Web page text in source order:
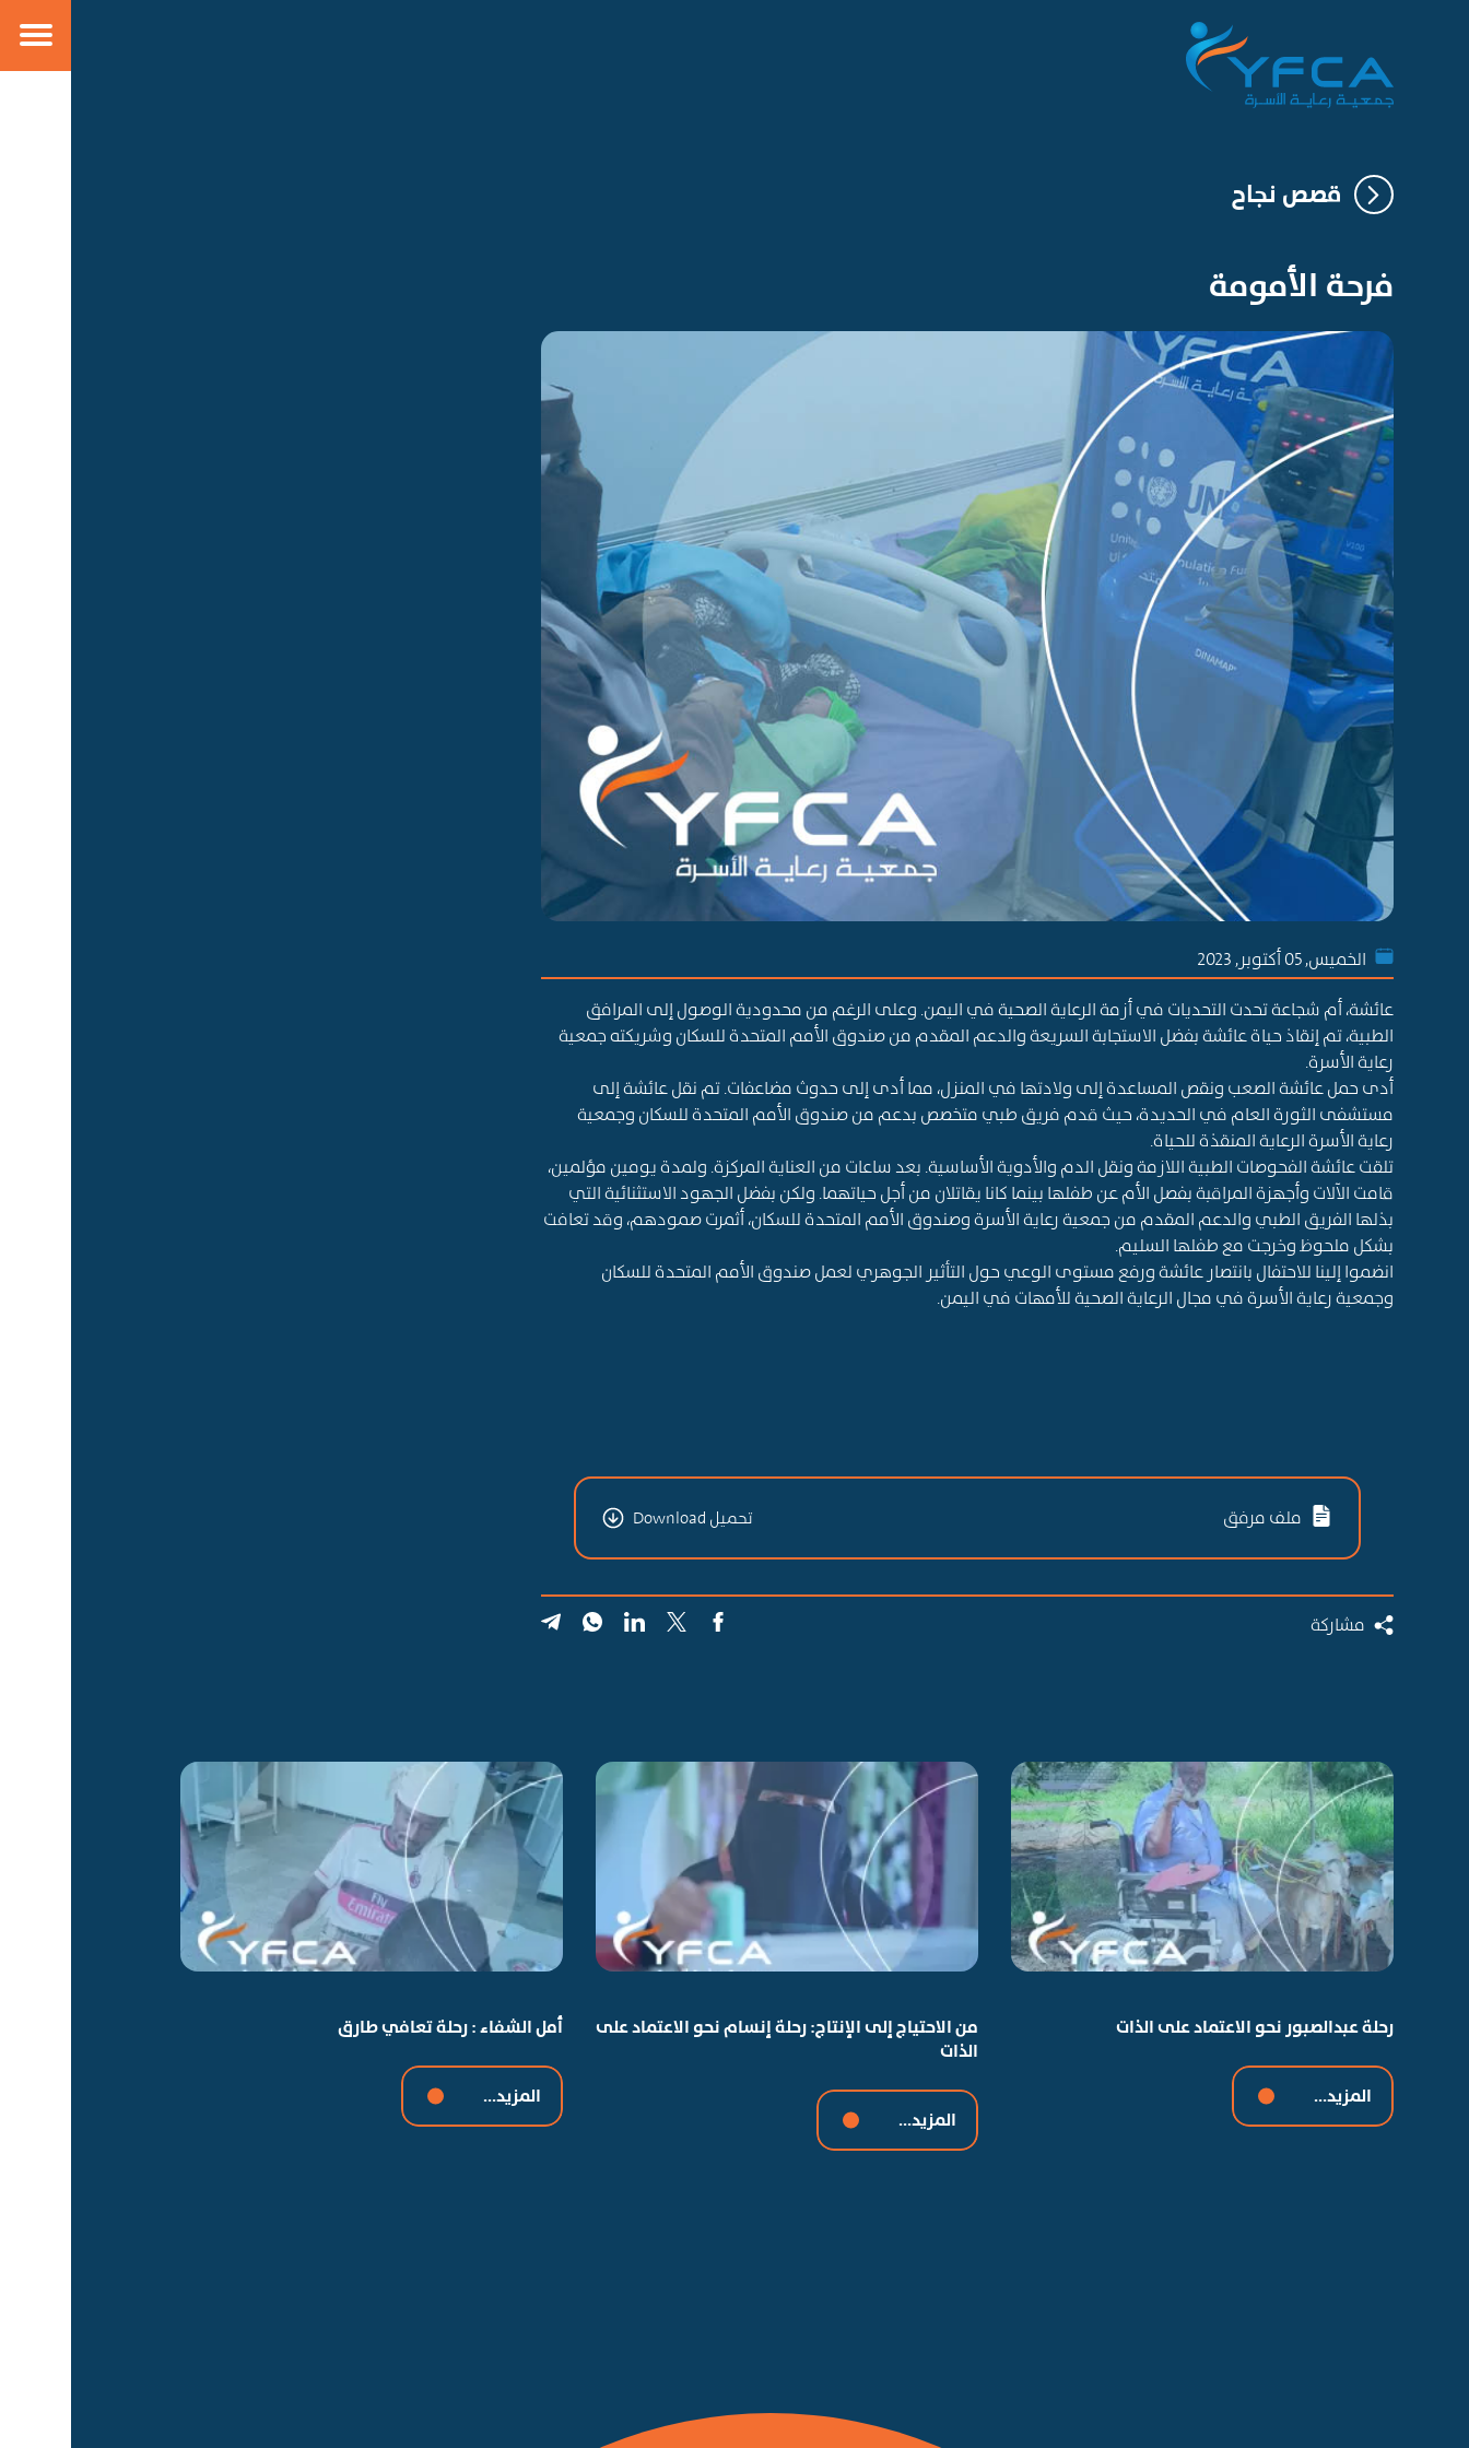
قصص نجاح
فرحة الأمومة
الخميس, 05 أكتوبر, 2023
عائشة، أم شجاعة تحدت التحديات في أزمة الرعاية الصحية في اليمن. وعلى الرغم من محدودية الوصول إلى المرافق
الطبية، تم إنقاذ حياة عائشة بفضل الاستجابة السريعة والدعم المقدم من صندوق الأمم المتحدة للسكان وشريكته جمعية
رعاية الأسرة.
أدى حمل عائشة الصعب ونقص المساعدة إلى ولادتها في المنزل، مما أدى إلى حدوث مضاعفات. تم نقل عائشة إلى
مستشفى الثورة العام في الحديدة، حيث قدم فريق طبي متخصص بدعم من صندوق الأمم المتحدة للسكان وجمعية
رعاية الأسرة الرعاية المنقذة للحياة.
تلقت عائشة الفحوصات الطبية اللازمة ونقل الدم والأدوية الأساسية. بعد ساعات من العناية المركزة. ولمدة يومين مؤلمين،
قامت الآلات وأجهزة المراقبة بفصل الأم عن طفلها بينما كانا يقاتلان من أجل حياتهما. ولكن بفضل الجهود الاستثنائية التي
بذلها الفريق الطبي والدعم المقدم من جمعية رعاية الأسرة وصندوق الأمم المتحدة للسكان، أثمرت صمودهم، وقد تعافت
بشكل ملحوظ وخرجت مع طفلها السليم.
انضموا إلينا للاحتفال بانتصار عائشة ورفع مستوى الوعي حول التأثير الجوهري لعمل صندوق الأمم المتحدة للسكان
وجمعية رعاية الأسرة في مجال الرعاية الصحية للأمهات في اليمن.
ملف مرفق تحميل Download
مشاركة
رحلة عبدالصبور نحو الاعتماد على الذات
المزيد...
من الاحتياج إلى الإنتاج: رحلة إنسام نحو الاعتماد على
الذات
المزيد...
أمل الشفاء : رحلة تعافي طارق
المزيد...